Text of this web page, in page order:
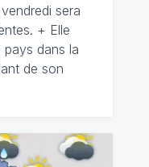
sera
+ Elle
pays dans la
de son